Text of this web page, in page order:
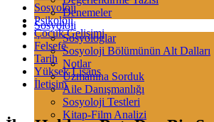
Denemeler
Sosyoloji
Sosyologlar
Sosyoloji Bölümünün Alt Dalları
Notlar
Uzmanına Sorduk
Aile Danışmanlığı
Sosyoloji Testleri
Kitap-Film Analizi
Sosyoloji
Psikoloji
Çocuk Gelişimi
Felsefe
Tarih
Yüksek Lisans
İletişim